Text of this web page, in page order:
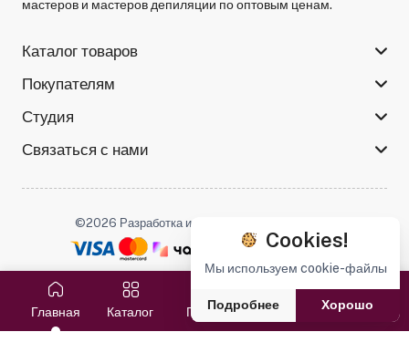
Главная Каталог Поиск Избранное Корзина
мастеров и мастеров депиляции по оптовым ценам.
Каталог товаров
Покупателям
Студия
Связаться с нами
©2026 Разработка и поддержка -
Мы в соцсетях :
Cookies!
Мы используем cookie-файлы
Подробнее Хорошо